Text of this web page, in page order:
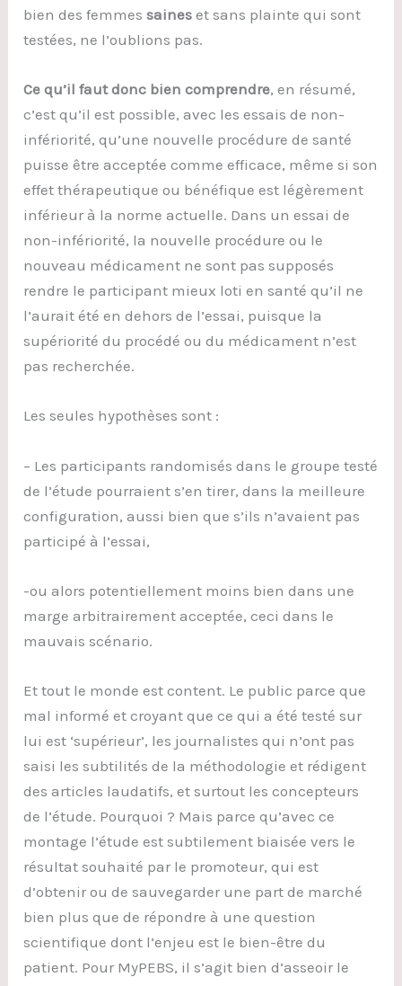
bien des femmessaines et sans plainte qui sont
testées, ne l’oublions pas.
Ce qu’il faut donc bien comprendre, en résumé,
c’est qu’il est possible, avec les essais de non-
infériorité, qu’une nouvelle procédure de santé
puisse être acceptée comme efficace, même si son
effet thérapeutique ou bénéfique est légèrement
inférieur à la norme actuelle. Dans un essai de
non-infériorité, la nouvelle procédure ou le
nouveau médicament ne sont pas supposés
rendre le participant mieux loti en santé qu’il ne
l’aurait été en dehors de l’essai, puisque la
supériorité du procédé ou du médicament n’est
pas recherchée.
Les seules hypothèses sont :
– Les participants randomisés dans le groupe testé
de l’étude pourraient s’en tirer, dans la meilleure
configuration, aussi bien que s’ils n’avaient pas
participé à l’essai,
-ou alors potentiellement moins bien dans une
marge arbitrairement acceptée, ceci dans le
mauvais scénario.
Et tout le monde est content. Le public parce que
mal informé et croyant que ce qui a été testé sur
lui est ‘supérieur’, les journalistes qui n’ont pas
saisi les subtilités de la méthodologie et rédigent
des articles laudatifs, et surtout les concepteurs
de l’étude. Pourquoi ? Mais parce qu’avec ce
montage l’étude est subtilement biaisée vers le
résultat souhaité par le promoteur, qui est
d’obtenir ou de sauvegarder une part de marché
bien plus que de répondre à une question
scientifique dont l’enjeu est le bien-être du
patient. Pour MyPEBS, il s’agit bien d’asseoir le